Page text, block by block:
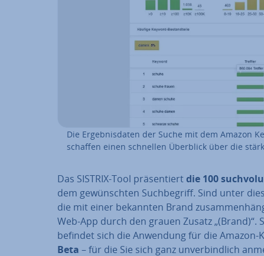
Die Er­geb­nis­da­ten der Suche mit dem Amazon
schaf­fen einen schnellen Überblick über die
Das SISTRIX-Tool prä­sen­tiertdie 100
dem ge­wünsch­ten Such­be­griff. Sind unter
die mit einer bekannten Brand
Web-App durch den grauen Zusatz „(Brand)“.
befindet sich die Anwendung für die Amazon-
Beta – für die Sie sich ganz un­ver­bind­lich